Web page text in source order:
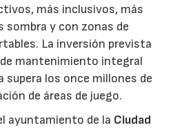
más inclusivos, más
sombra y con zonas de
La inversión prevista
mantenimiento integral
supera los once millones de
de áreas de juego.
ayuntamiento de la Ciudad